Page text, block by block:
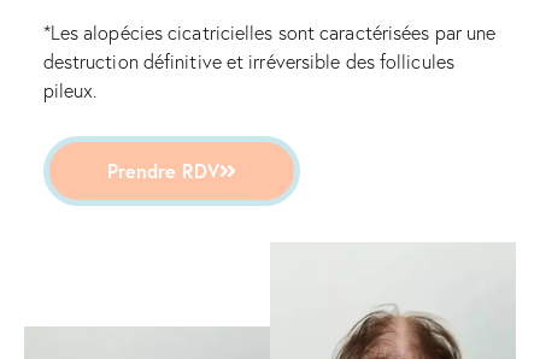
*Les alopécies cicatricielles sont caractérisées par une
destruction définitive et irréversible des follicules
pileux.
Prendre RDV